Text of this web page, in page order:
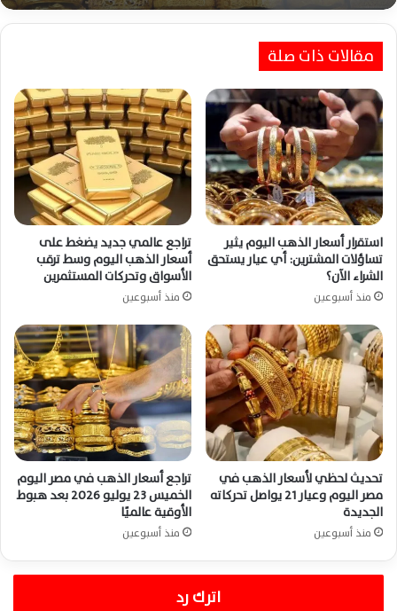
مقالات ذات صلة
استقرار أسعار الذهب اليوم يثير
تساؤلات المشترين: أي عيار يستحق
الشراء الآن؟
منذ أسبوعين
تراجع عالمي جديد يضغط على
أسعار الذهب اليوم وسط ترقب
الأسواق وتحركات المستثمرين
منذ أسبوعين
تحديث لحظي لأسعار الذهب في
مصر اليوم وعيار 21 يواصل تحركاته
الجديدة
منذ أسبوعين
تراجع أسعار الذهب في مصر اليوم
الخميس 23 يوليو 2026 بعد هبوط
الأوقية عالميًا
منذ أسبوعين
اترك رد